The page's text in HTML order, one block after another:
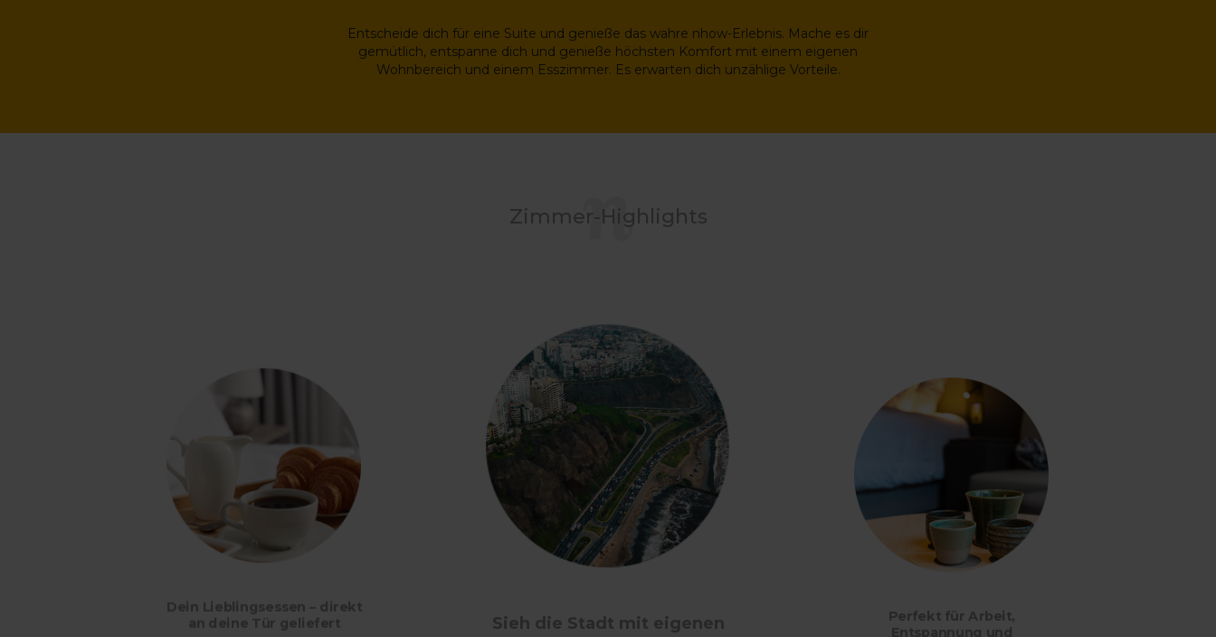
Entscheide dich für eine Suite und genieße das wahre nhow-Erlebnis. Mache es dir
gemütlich, entspanne dich und genieße höchsten Komfort mit einem eigenen
Wohnbereich und einem Esszimmer. Es erwarten dich unzählige Vorteile.
Zimmer-Highlights
Dein Lieblingsessen – direkt
an deine Tür geliefert
Sieh die Stadt mit eigenen
Perfekt für Arbeit,
Entspannung und